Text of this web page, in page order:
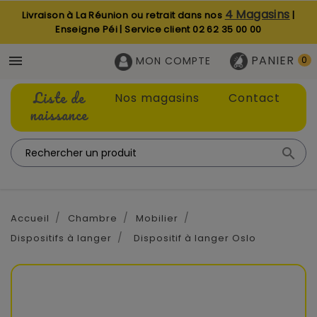
Livraison à La Réunion ou retrait dans nos 4 Magasins |
Enseigne Péi | Service client02 62 35 00 00
 PANIER 0
MON COMPTE
Liste de
naissance
Nos magasins Contact

Accueil Chambre
Mobilier
Dispositifs à langer
Dispositif à langer Oslo